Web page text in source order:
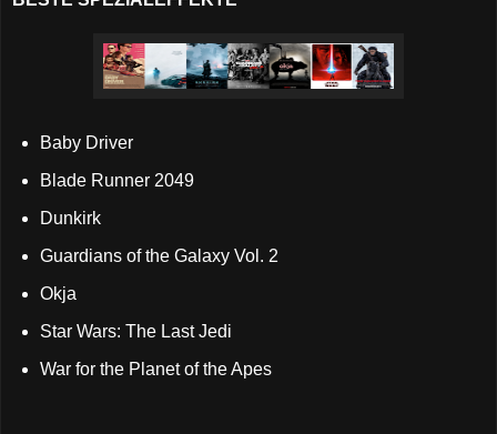
Baby Driver
Blade Runner 2049
Dunkirk
Guardians of the Galaxy Vol. 2
Okja
Star Wars: The Last Jedi
War for the Planet of the Apes